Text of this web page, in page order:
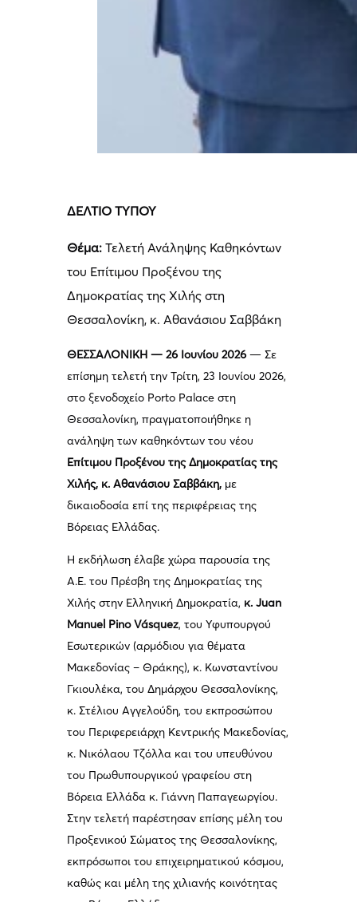
ΔΕΛΤΙΟ ΤΥΠΟΥ
Θέμα: Τελετή Ανάληψης Καθηκόντων
του Επίτιμου Προξένου της
Δημοκρατίας της Χιλής στη
Θεσσαλονίκη, κ. Αθανάσιου Σαββάκη
ΘΕΣΣΑΛΟΝΙΚΗ — 26 Ιουνίου 2026— Σε
επίσημη τελετή την Τρίτη, 23 Ιουνίου 2026,
στο ξενοδοχείο Porto Palace στη
Θεσσαλονίκη, πραγματοποιήθηκε η
ανάληψη των καθηκόντων του νέου
Επίτιμου Προξένου της Δημοκρατίας της
Χιλής, κ. Αθανάσιου Σαββάκη, με
δικαιοδοσία επί της περιφέρειας της
Βόρειας Ελλάδας.
Η εκδήλωση έλαβε χώρα παρουσία της
Α.Ε. του Πρέσβη της Δημοκρατίας της
Χιλής στην Ελληνική Δημοκρατία, κ. Juan
Manuel Pino Vásquez, του Υφυπουργού
Εσωτερικών (αρμόδιου για θέματα
Μακεδονίας – Θράκης), κ. Κωνσταντίνου
Γκιουλέκα, του Δημάρχου Θεσσαλονίκης,
κ. Στέλιου Αγγελούδη, του εκπροσώπου
του Περιφερειάρχη Κεντρικής Μακεδονίας,
κ. Νικόλαου Τζόλλα και του υπευθύνου
του Πρωθυπουργικού γραφείου στη
Βόρεια Ελλάδα κ. Γιάννη Παπαγεωργίου.
Στην τελετή παρέστησαν επίσης μέλη του
Προξενικού Σώματος της Θεσσαλονίκης,
εκπρόσωποι του επιχειρηματικού κόσμου,
καθώς και μέλη της χιλιανής κοινότητας